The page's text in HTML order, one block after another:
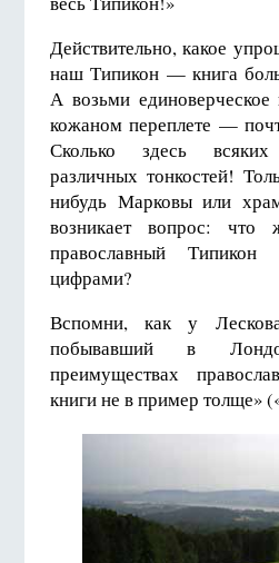
Действительно, какое
наш Типикон — книга
А возьми
кожаном переплете —
Сколько здесь
различных тонкостей!
нибудь Марковы или
возникает вопрос:
православный
цифрами?
Вспомни, как у
побывавший в
преимуществах
книги не в пример толще»